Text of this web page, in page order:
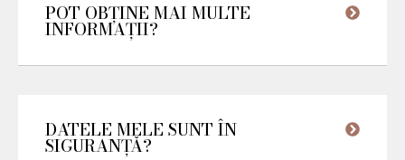
POT OBȚINE MAI MULTE
INFORMAȚII?
DATELE MELE SUNT ÎN
SIGURANȚĂ?